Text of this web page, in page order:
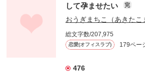
幼なじみの哲平に淡い恋心を抱いていた
しかし、ある出来事をきっかけに二人の
関係修復もできないまま、美桜は両親の
引っ越すことになり、哲平とも離れ離れに
それから約十二年後。
して孕ませたい
完
おうぎまちこ（あきたこ
総文字数/207,975
恋愛(オフィスラブ) 179ペー
476